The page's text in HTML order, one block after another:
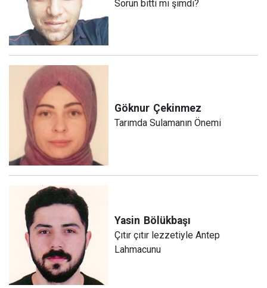
Sorun bitti mi şimdi?
Göknur Çekinmez
Tarımda Sulamanın Önemi
Yasin Bölükbaşı
Çıtır çıtır lezzetiyle Antep
Lahmacunu